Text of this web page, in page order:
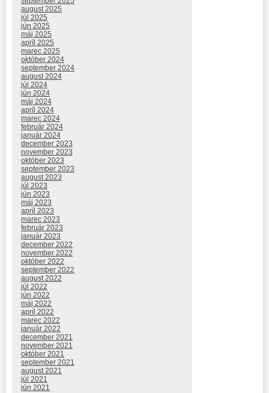
august 2025
júl 2025
jún 2025
máj 2025
apríl 2025
marec 2025
október 2024
september 2024
august 2024
júl 2024
jún 2024
máj 2024
apríl 2024
marec 2024
február 2024
január 2024
december 2023
november 2023
október 2023
september 2023
august 2023
júl 2023
jún 2023
máj 2023
apríl 2023
marec 2023
február 2023
január 2023
december 2022
november 2022
október 2022
september 2022
august 2022
júl 2022
jún 2022
máj 2022
apríl 2022
marec 2022
január 2022
december 2021
november 2021
október 2021
september 2021
august 2021
júl 2021
jún 2021